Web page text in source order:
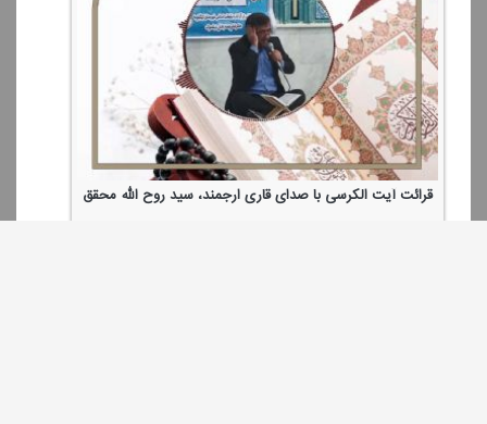
قرائت آیت الكرسی با صدای قاری ارجمند، سید روح الله محقق